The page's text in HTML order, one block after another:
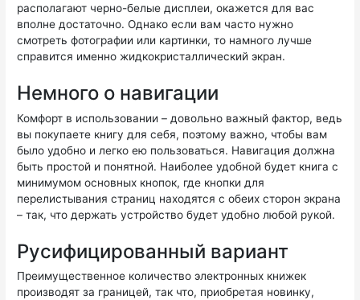
располагают черно-белые дисплеи, окажется для вас
вполне достаточно. Однако если вам часто нужно
смотреть фотографии или картинки, то намного лучше
справится именно жидкокристаллический экран.
Немного о навигации
Комфорт в использовании – довольно важный фактор, ведь
вы покупаете книгу для себя, поэтому важно, чтобы вам
было удобно и легко ею пользоваться. Навигация должна
быть простой и понятной. Наиболее удобной будет книга с
минимумом основных кнопок, где кнопки для
перелистывания страниц находятся с обеих сторон экрана
– так, что держать устройство будет удобно любой рукой.
Русифицированный вариант
Преимущественное количество электронных книжек
производят за границей, так что, приобретая новинку,